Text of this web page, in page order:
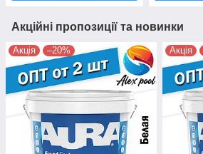
Акційні пропозиції та новинки
Акція –20% Акція